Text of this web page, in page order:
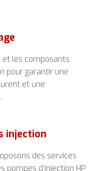
et les composants
pour garantir une
et une
injection
des services
pompes d’injection HP